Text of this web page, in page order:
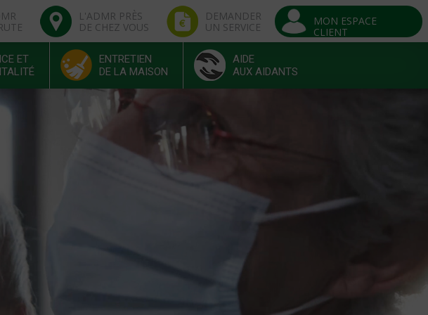
L'ADMR PRÈS
DE CHEZ VOUS
DEMANDER
UN SERVICE
MON ESPACE
CLIENT
ET
ENTRETIEN
DE LA MAISON
AIDE
AUX AIDANTS